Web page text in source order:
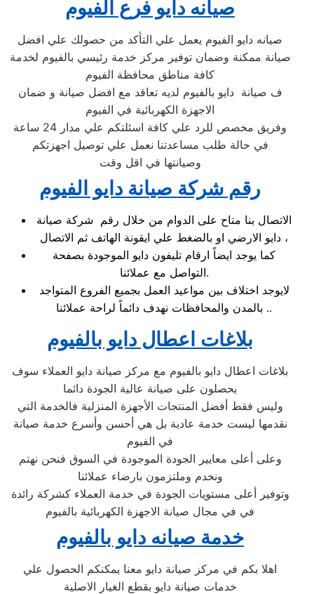
صيانه دايو فرع الفيوم
صيانه دايو الفيوم يعمل علي التأكد من حصولك علي افضل
صيانة ممكنة وضمان توفير مركز خدمة رئيسي بالفيوم لخدمة
كافة مناطق محافظة الفيوم
ف صيانة دايو بالفيوم لديه تعاقد مع افضل صيانة و ضمان
الاجهزة الكهربائية في الفيوم
وفريق مخصص للرد علي كافة اسئلتكم علي مدار 24 ساعة
في حالة طلب مساعدتنا نعمل علي توصيل اجهزتكم
وصيانتها في اقل وقت
رقم شركة صيانة دايو الفيوم
الاتصال بنا متاح على الدوام من خلال رقم شركة صيانة
دايو الارضي او بالضغط علي ايقونة الهاتف ثم الاتصال ،
كما يوجد ايضاً ارقام تليفون دايو الموجودة بصفحة
التواصل مع عملائنا.
لايوجد اختلاف بين مواعيد العمل بجميع الفروع المتواجد
بالمدن والمحافظات نهدف دائماً لراحة عملائنا ..
بلاغات اعطال دايو بالفيوم
بلاغات اعطال دايو بالفيوم مع مركز صيانة دايو العملاء سوف
يحصلون على صيانة عالية الجودة دائما
وليس فقط أفضل المنتجات الأجهزة المنزلية فالخدمة التي
نقدمها ليست خدمة عادية بل هي أحسن وأسرع خدمة صيانة
في الفيوم
وعلى أعلى معايير الجودة الموجودة في السوق فنحن نهتم
ونخدم وملتزمون بارضاء عملائنا
وتوفير أعلى مستويات الجودة في خدمة العملاء كشركة رائدة
في في مجال صيانة الاجهزة الكهربائية بالفيوم
خدمة صيانه دايو بالفيوم
اهلا بكم في مركز صيانة دايو معنا يمكنكم الحصول علي
خدمات صيانة دايو بقطع الغيار الاصلية